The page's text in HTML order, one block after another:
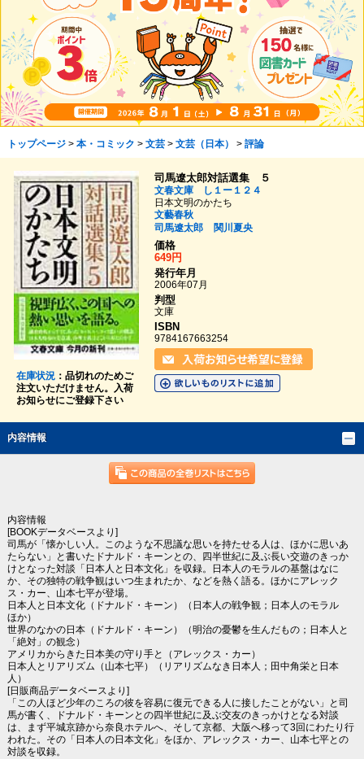
トップページ> 本・コミック > 文芸> 文芸（日本） > 評論
在庫状況：品切れのためご
注文いただけません。入荷
お知らせにご登録下さい
司馬遼太郎対話選集 ５
文春文庫 し１ー１２４
日本文明のかたち
文藝春秋
司馬遼太郎
関川夏央
価格
649円
発行年月
2006年07月
判型
文庫
ISBN
9784167663254
内容情報
内容情報
[BOOKデータベースより]
司馬が「懐かしい人。このような不思議な思いを持たせる人は、ほかに思いあ
たらない」と書いたドナルド・キーンとの、四半世紀に及ぶ長い交遊のきっか
けとなった対談「日本人と日本文化」を収録。日本人のモラルの基盤はなに
か、その独特の戦争観はいつ生まれたか、などを熱く語る。ほかにアレック
ス・カー、山本七平が登場。
日本人と日本文化（ドナルド・キーン）（日本人の戦争観；日本人のモラル
ほか）
世界のなかの日本（ドナルド・キーン）（明治の憂鬱を生んだもの；日本人と
「絶対」の観念）
アメリカからきた日本美の守り手と（アレックス・カー）
日本人とリアリズム（山本七平）（リアリズムなき日本人；田中角栄と日本
人）
[日販商品データベースより]
「この人ほど少年のころの彼を容易に復元できる人に接したことがない」と司
馬が書く、ドナルド・キーンとの四半世紀に及ぶ交友のきっかけとなる対談
は、まず平城京跡から奈良ホテルへ、そして京都、大阪へ移って3回にわたり行
われた。その「日本人の日本文化」をほか、アレックス・カー、山本七平との
対談を収録。